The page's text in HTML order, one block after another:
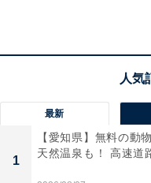
洗濯の工程の中でも時
も多い洗濯物の干し方
「外干し」（40％）
（29％）、「部屋干
TOP3の結果になりま
最新
1
【愛知県】無料の動
天然温泉も！ 高速道